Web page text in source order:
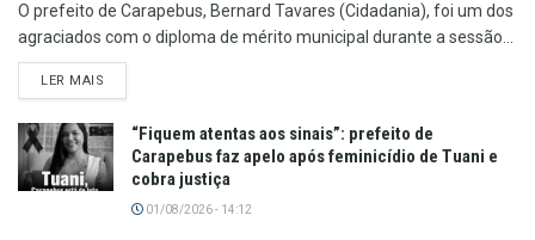
O prefeito de Carapebus, Bernard Tavares (Cidadania), foi um dos
agraciados com o diploma de mérito municipal durante a sessão...
LER MAIS
“Fiquem atentas aos sinais”: prefeito de
Carapebus faz apelo após feminicídio de Tuani e
cobra justiça
01/08/2026 - 14:12